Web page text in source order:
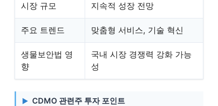
시장 규모 지속적 성장 전망
주요 트렌드 맞춤형 서비스, 기술 혁신
생물보안법 영
향
국내 시장 경쟁력 강화 가능
성
CDMO 관련주 투자 포인트